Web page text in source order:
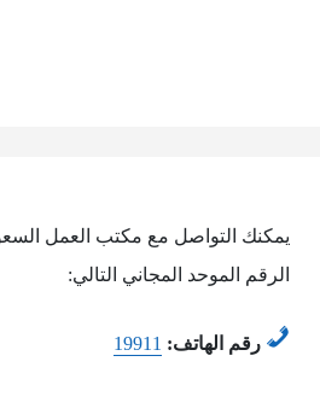
يمكنك التواصل مع مكتب العمل
الرقم الموحد المجاني التالي:
رقم الهاتف: 19911